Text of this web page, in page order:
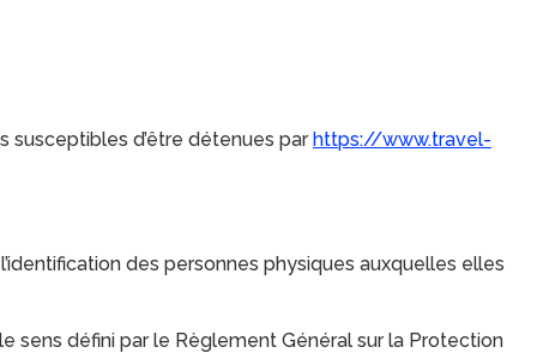
susceptibles d’être détenues parhttps://www.travel-
des personnes physiques auxquelles elles
sens défini par le Règlement Général sur la Protection